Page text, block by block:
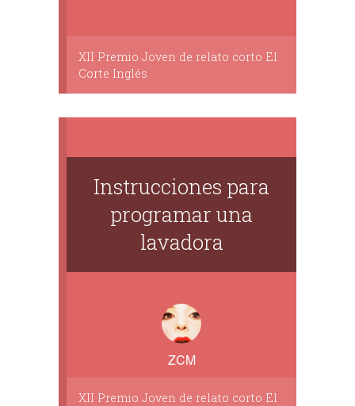
XII Premio Joven de relato corto El
Corte Inglés
Instrucciones para
programar una
lavadora
ZCM
XII Premio Joven de relato corto El